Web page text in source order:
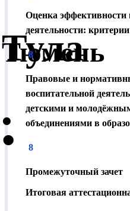
Тюмень
•
Тула
•
Оценка эффективности
деятельности:
8
Правовые и
воспитательной
детскими и
объединениями в
8
Промежуточный зачет
Итоговая